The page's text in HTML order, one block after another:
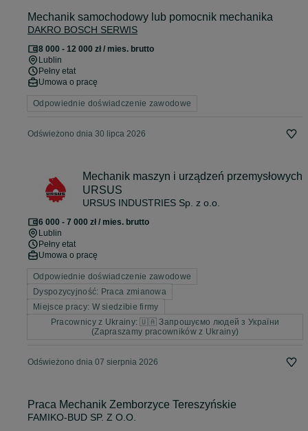
Mechanik samochodowy lub pomocnik mechanika
DAKRO BOSCH SERWIS
8 000 - 12 000 zł / mies. brutto
Lublin
Pełny etat
Umowa o pracę
Odpowiednie doświadczenie zawodowe
Odświeżono dnia 30 lipca 2026
Mechanik maszyn i urządzeń przemysłowych
URSUS
URSUS INDUSTRIES Sp. z o.o.
6 000 - 7 000 zł / mies. brutto
Lublin
Pełny etat
Umowa o pracę
Odpowiednie doświadczenie zawodowe
Dyspozycyjność: Praca zmianowa
Miejsce pracy: W siedzibie firmy
Pracownicy z Ukrainy: 🇺🇦 Запрошуємо людей з України
(Zapraszamy pracowników z Ukrainy)
Odświeżono dnia 07 sierpnia 2026
Praca Mechanik Zemborzyce Tereszyńskie
FAMIKO-BUD SP. Z O.O.